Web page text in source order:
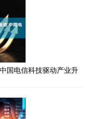
国电信科技驱动产业升